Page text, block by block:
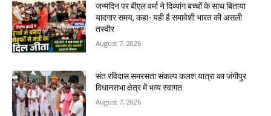
जन्मदिन पर बीएल वर्मा ने दिव्यांग बच्चों के साथ बिताया
यादगार समय, कहा- यही है समावेशी भारत की असली
तस्वीर
August 7, 2026
संत रविदास समरसता संकल्प कलश यात्रा का जंगीपुर
विधानसभा क्षेत्र में भव्य स्वागत
August 7, 2026